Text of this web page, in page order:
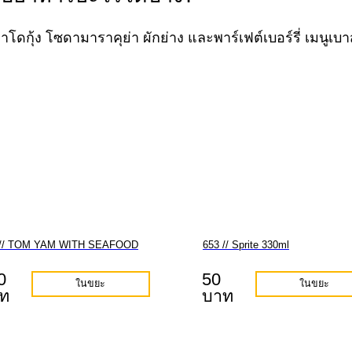
กุ้ง โซดามาราคุย่า ผักย่าง และพาร์เฟต์เบอร์รี่ เมนูเบา
TOM YAM WITH SEAFOOD
ในขยะ
653 // Sprite 330ml
50
บาท
ในขยะ